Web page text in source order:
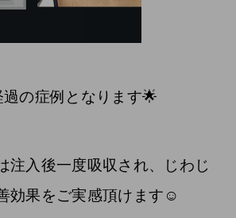
の症例となります🌟
注入後一度吸収され、じわじ
効果をご実感頂けます☺️